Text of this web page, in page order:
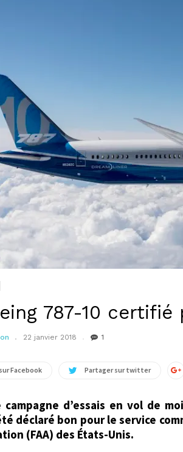
787-10 certifié
22 janvier 2018 1
Facebook Partager sur twitter
campagne d’essais en vol de
déclaré bon pour le service
(FAA) des États-Unis.